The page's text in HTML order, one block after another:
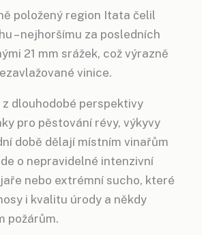
položený region Itata čelil
– nejhoršímu za posledních
21 mm srážek, což výrazně
vinice.
z dlouhodobé perspektivy
pro pěstování révy, výkyvy
době dělají místním vinařům
o nepravidelné intenzivní
nebo extrémní sucho, které
i kvalitu úrody a někdy
požárům.